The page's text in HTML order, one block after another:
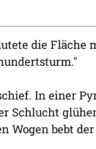
die Fläche
In einer
Schlucht
Wogen bebt der